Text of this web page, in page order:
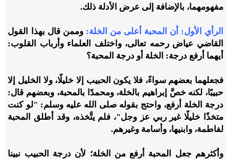
مفهومهما، بالإضافة إلى عرض الأدلة ذلك.
الرأي الأول: أن المحبة أعلى من الخلة:وممن قال بهذا القول
القاضي عياض رحمه تعالى، واختلف العلماء وأرباب القلوب:
أيهما أرفع درجة: الخلة أو درجة المحبة؟
فجعلهما بعضهم سواءً، فلا يكون الحبيب إلا خليلًا، ولا الخليل إلا
حبيبًا، لكنه خصَّ إبراهيم بالخلة، ومحمدًا بالمحبة، وبعضهم قال:
درجة الخلة أرفع، واحتج بقوله صلى الله عليه وسلم: "لو كنت
متخذًا خليلًا غير ربي عز وجل"، فلم يتَّخذه، وقد أطلق المحبة
لفاطمة، وابنيها، وأسامة وغيرهم.
وأكثرهم جعل المحبة أرفع من الخلة؛ لأن درجة الحبيب نبينا